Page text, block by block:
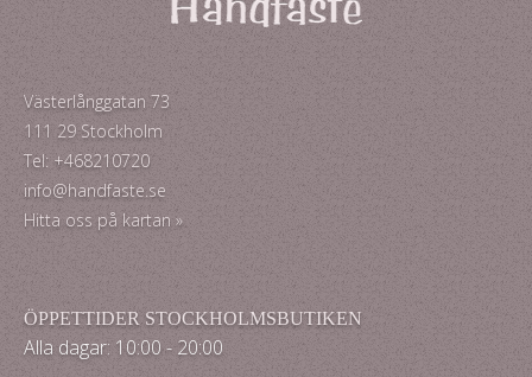
Västerlånggatan 73
111 29 Stockholm
Tel: +468210720
info@handfaste.se
Hitta oss på kartan »
ÖPPETTIDER STOCKHOLMSBUTIKEN
Alla dagar: 10:00 - 20:00